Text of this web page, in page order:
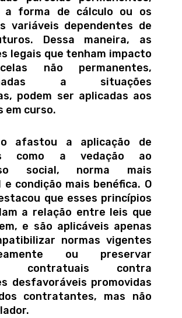
a forma de cálculo ou os
variáveis dependentes de
Dessa maneira, as
legais que tenham impacto
não permanentes,
a situações
podem ser aplicadas aos
em curso.
afastou a aplicação de
como a vedação ao
social, norma mais
condição mais benéfica. O
que esses princípios
a relação entre leis que
e são aplicáveis apenas
normas vigentes
ou preservar
contratuais contra
desfavoráveis promovidas
contratantes, mas não